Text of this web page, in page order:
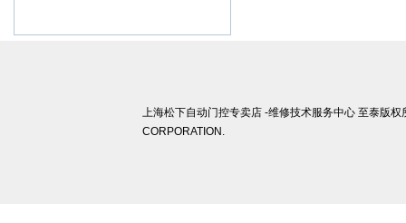
上海松下自动门控专卖店 -维修技术服务中心 至泰版
CORPORATION.